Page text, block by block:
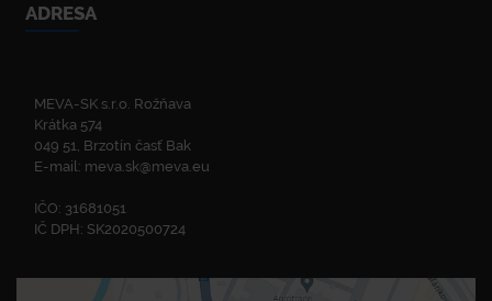
ADRESA
MEVA-SK s.r.o. Rožňava
Krátka 574
049 51, Brzotín časť Bak
E-mail: meva.sk@meva.eu
IČO: 31681051
IČ DPH: SK2020500724